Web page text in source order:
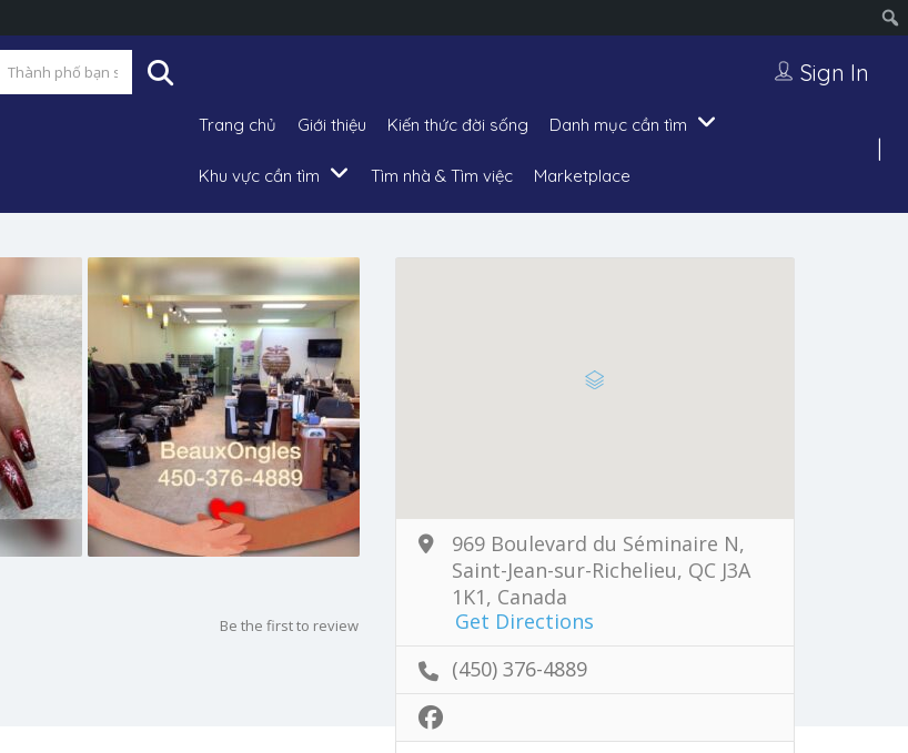
Sign In
Trang chủ Giới thiệu Kiến thức đời sống Danh mục cần tìm
Khu vực cần tìm Tìm nhà & Tìm việc Marketplace
Be the first to review
969 Boulevard du Séminaire N,
Saint-Jean-sur-Richelieu, QC J3A
1K1, Canada
Get Directions
(450) 376-4889